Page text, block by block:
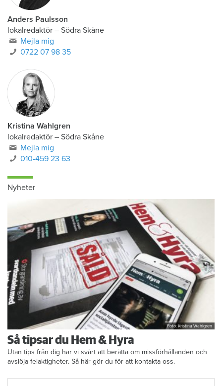
Anders Paulsson
lokalredaktör – Södra Skåne
Mejla mig
0722 07 98 35
Kristina Wahlgren
lokalredaktör – Södra Skåne
Mejla mig
010-459 23 63
Nyheter
Foto: Kristina Wahlgren
Så tipsar du Hem & Hyra
Utan tips från dig har vi svårt att berätta om missförhållanden och
avslöja felaktigheter. Så här gör du för att kontakta oss.